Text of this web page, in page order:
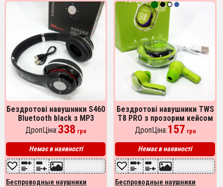
Бездротові навушники S460
Bluetooth black з MP3
плеєром чорний 18-20000
Гц, Бездротові блюз
навушники
ДропЦіна:338 грн
Немає в наявності
Беспроводные наушники
Бездротові навушники TWS
T8 PRO з прозорим кейсом
Вакуумний LED дисплей
Bluetooth 5.3. Колір:
зелений
ДропЦіна:157 грн
Немає в наявності
Беспроводные наушники